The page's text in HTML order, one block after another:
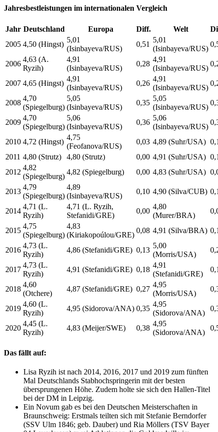
Jahresbestleistungen im internationalen Vergleich
Jahr Deutschland Europa Diff. Welt
2005 4,50 (Hingst)
5,01
(Isinbayeva/RUS)
0,51
5,01
(Isinbayeva/RUS)
2006
4,63 (A.
Ryzih)
4,91
(Isinbayeva/RUS)
0,28
4,91
(Isinbayeva/RUS)
2007 4,65 (Hingst)
4,91
(Isinbayeva/RUS)
0,26
4,91
(Isinbayeva/RUS)
2008
4,70
(Spiegelburg)
5,05
(Isinbayeva/RUS)
0,35
5,05
(Isinbayeva/RUS)
2009
4,70
(Spiegelburg)
5,06
(Isinbayeva/RUS)
0,36
5,06
(Isinbayeva/RUS)
2010 4,72 (Hingst)
4,75
(Feofanova/RUS)
0,03 4,89 (Suhr/USA)
2011 4,80 (Strutz) 4,80 (Strutz) 0,00 4,91 (Suhr/USA)
2012
4,82
(Spiegelburg)
4,82 (Spiegelburg) 0,00 4,83 (Suhr/USA)
2013
4,79
(Spiegelburg)
4,89
(Isinbayeva/RUS)
0,10 4,90 (Silva/CUB)
2014
4,71 (L.
Ryzih)
4,71 (L. Ryzih,
Stefanidi/GRE)
0,00
4,80
(Murer/BRA)
2015
4,75
(Spiegelburg)
4,83
(Kiriakopoúlou/GRE)
0,08 4,91 (Silva/BRA)
2016
4,73 (L.
Ryzih)
4,86 (Stefanidi/GRE) 0,13
5,00
(Morris/USA)
2017
4,73 (L.
Ryzih)
4,91 (Stefanidi/GRE) 0,18
4,91
(Stefanidi/GRE)
2018
4,60
(Otchere)
4,87 (Stefanidi/GRE) 0,27
4,95
(Morris/USA)
2019
4,60 (L.
Ryzih)
4,95 (Sidorova/ANA) 0,35
4,95
(Sidorova/ANA)
2020
4,45 (L.
Ryzih)
4,83 (Meijer/SWE) 0,38
4,95
(Sidorova/ANA)
Das fällt auf:
Lisa Ryzih ist nach 2014, 2016, 2017 und 2019 zum fünften
Mal Deutschlands Stabhochspringerin mit der besten
übersprungenen Höhe. Zudem holte sie sich den Hallen-Titel
bei der DM in Leipzig.
Ein Novum gab es bei den Deutschen Meisterschaften in
Braunschweig: Erstmals teilten sich mit Stefanie Berndorfer
(SSV Ulm 1846; geb. Dauber) und Ria Möllers (TSV Bayer